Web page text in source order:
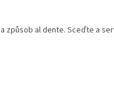
způsob al dente. Sceďte a